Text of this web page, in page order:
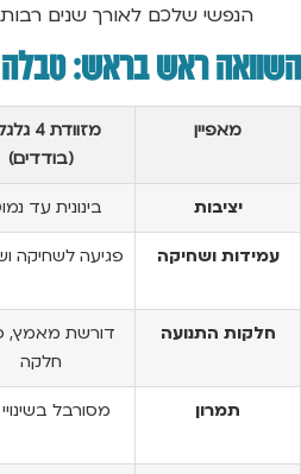
הנפשי שלכם לאורך שנים
השוואה ראש בראש:
מאפיין
מזוודת
(בודדים)
יציבות בינונית עד
עמידות ושחיקה פגיעה לשחיקה
חלקות התנועה
דורשת מאמץ,
חלקה
תמרון מסורבל בשינויי